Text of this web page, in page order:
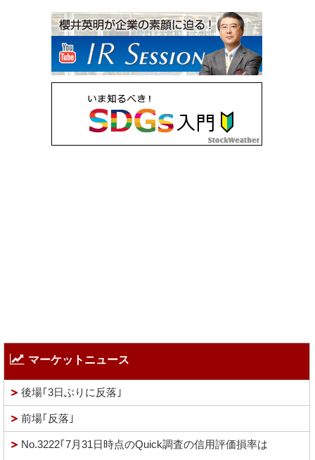
マーケットニュース
後場｢3日ぶりに反落｣
前場｢反落｣
No.3222｢7月31日時点のQuick調査の信用評価損率は